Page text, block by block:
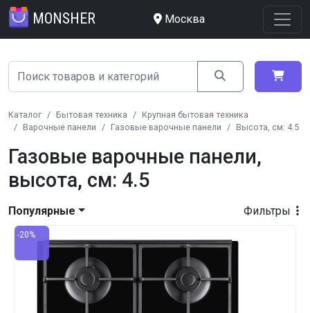
MONSHER Москва
Каталог Бытовая техника
Крупная бытовая техника
Варочные панели
Газовые варочные панели Высота, см: 4.5
Газовые варочные панели,
высота, см: 4.5
Фильтры
Популярные
-20%